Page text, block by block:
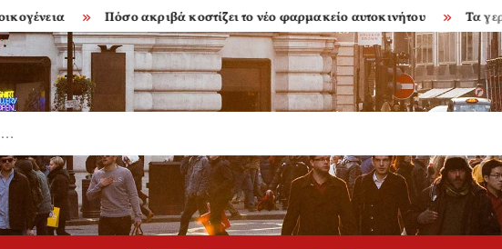
Πόσο ακριβά κοστίζει το νέο φαρμακείο αυτοκινήτου Τα γερασμένα